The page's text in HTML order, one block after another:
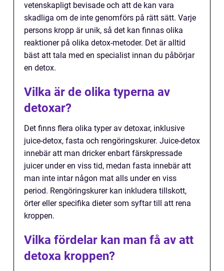
vetenskapligt bevisade och att de kan vara
skadliga om de inte genomförs på rätt sätt. Varje
persons kropp är unik, så det kan finnas olika
reaktioner på olika detox-metoder. Det är alltid
bäst att tala med en specialist innan du påbörjar
en detox.
Vilka är de olika typerna av
detoxar?
Det finns flera olika typer av detoxar, inklusive
juice-detox, fasta och rengöringskurer. Juice-detox
innebär att man dricker enbart färskpressade
juicer under en viss tid, medan fasta innebär att
man inte intar någon mat alls under en viss
period. Rengöringskurer kan inkludera tillskott,
örter eller specifika dieter som syftar till att rena
kroppen.
Vilka fördelar kan man få av att
detoxa kroppen?